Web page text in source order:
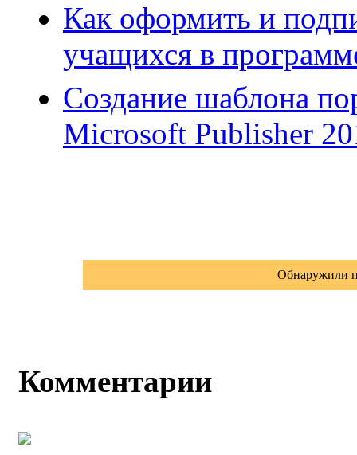
Как оформить и
учащихся в
Создание шаблона
Microsoft Publisher
Обнаружили
Комментарии